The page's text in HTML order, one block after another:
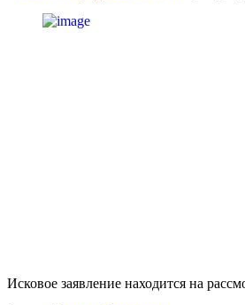
Исковое заявление находится на